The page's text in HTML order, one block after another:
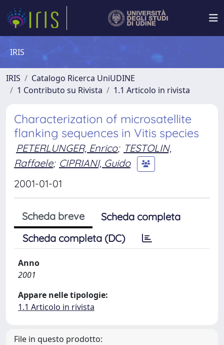
IRIS
IRIS
Catalogo Ricerca UniUDINE
1 Contributo su Rivista
1.1 Articolo in rivista
Characterization of microsatellite
flanking sequences in Vitis species
PETERLUNGER, Enrico; TESTOLIN,
Raffaele; CIPRIANI, Guido
2001-01-01
Scheda breve
Scheda completa
Scheda completa (DC)
Anno
2001
Appare nelle tipologie:
1.1 Articolo in rivista
File in questo prodotto: